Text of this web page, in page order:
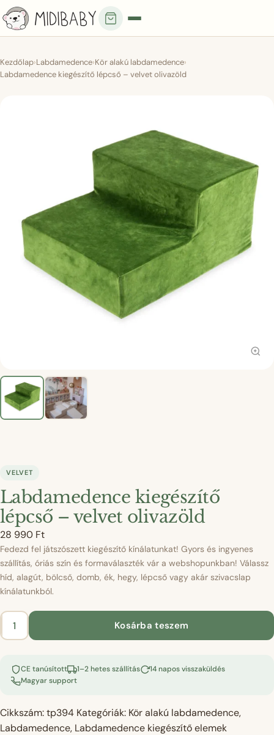
Kezdőlap›Labdamedence›Kör alakú labdamedence›
Labdamedence kiegészítő lépcső – velvet olivazöld
VELVET
Labdamedence kiegészítő
lépcső – velvet olivazöld
28 990 Ft
Fedezd fel játszószett kiegészítő kínálatunkat! Gyors és ingyenes
szállítás, óriás szín és formaválaszték vár a webshopunkban! Válassz
híd, alagút, bölcső, domb, ék, hegy, lépcső vagy akár szivacslap
kínálatunkból.
Labdamedence
lépcső
olivazöld
mennyiség
Kosárba teszem
CE tanúsított 1–2 hetes szállítás
14 napos visszaküldés
Magyar support
Cikkszám:tp394 Kategóriák: Kör alakú labdamedence,
Labdamedence, Labdamedence kiegészítő elemek